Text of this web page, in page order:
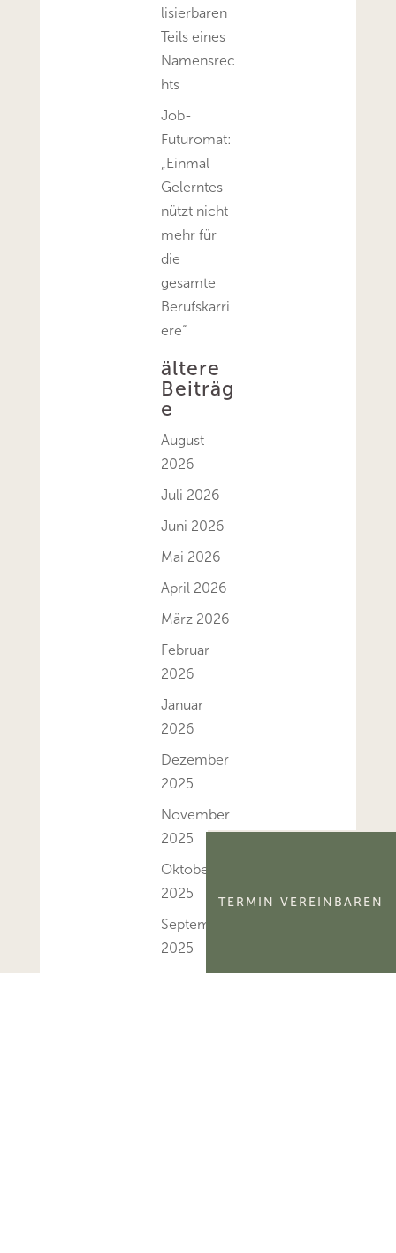
lisierbaren
Teils eines
Namensrec
hts
Job-
Futuromat:
„Einmal
Gelerntes
nützt nicht
mehr für
die
gesamte
Berufskarri
ere“
ältere
Beiträg
e
August
2026
Juli 2026
Juni 2026
Mai 2026
April 2026
März 2026
Februar
2026
Januar
2026
Dezember
2025
November
2025
Oktober
2025
September
2025
TERMIN VEREINBAREN